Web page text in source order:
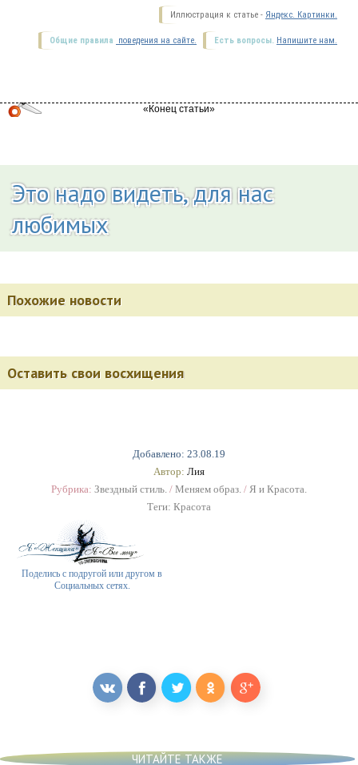
Добавлено: 23.08.19
Автор: Лия
Рубрика: Звездный стиль. / Меняем образ. / Я и Красота.
Теги: Красота
Поделись с подругой или другом в
Социальных сетях.
Иллюстрация к статье - Яндекс. Картинки.
Есть вопросы. Напишите нам.
Общие правила поведения на сайте.
Это надо видеть, для нас
любимых
Похожие новости
Оставить свои восхищения
ЧИТАЙТЕ ТАКЖЕ